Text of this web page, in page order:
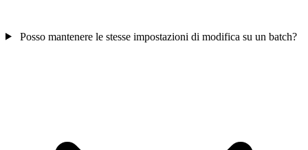
Posso mantenere le stesse impostazioni di modifica su un batch?